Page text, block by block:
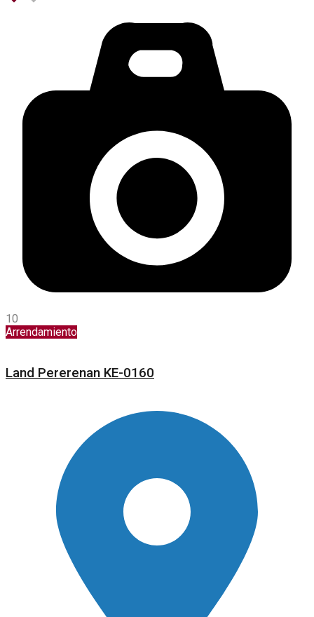
10
Arrendamiento
Land Pererenan KE-0160